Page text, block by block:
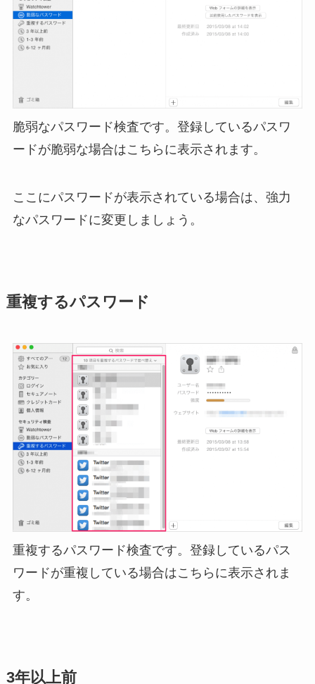
脆弱なパスワード検査です。登録しているパスワ
ードが脆弱な場合はこちらに表示されます。
ここにパスワードが表示されている場合は、強力
なパスワードに変更しましょう。
重複するパスワード
重複するパスワード検査です。登録しているパス
ワードが重複している場合はこちらに表示されま
す。
3年以上前